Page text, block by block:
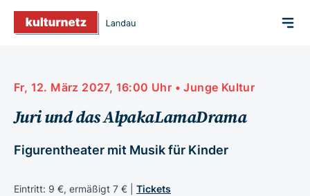
Fr, 12. März 2027, 16:00 Uhr • Junge Kultur
Juri und das AlpakaLamaDrama
Figurentheater mit Musik für Kinder
Eintritt: 9 €, ermäßigt 7 € | Tickets